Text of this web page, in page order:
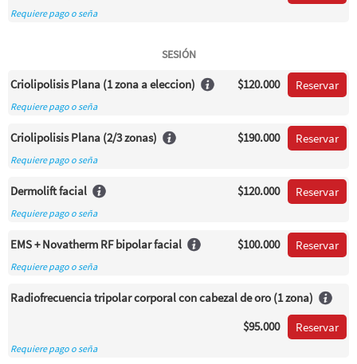
Requiere pago o seña
SESIÓN
Criolipolisis Plana (1 zona a eleccion) $120.000 Reservar
Requiere pago o seña
Criolipolisis Plana (2/3 zonas) $190.000 Reservar
Requiere pago o seña
Dermolift facial $120.000 Reservar
Requiere pago o seña
EMS + Novatherm RF bipolar facial $100.000 Reservar
Requiere pago o seña
Radiofrecuencia tripolar corporal con cabezal de oro (1 zona)
$95.000
Reservar
Requiere pago o seña